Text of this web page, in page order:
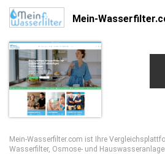
Mein-
Mein-Wasserfilter.com ist Ihre
Wasserfilter, Osmose- und